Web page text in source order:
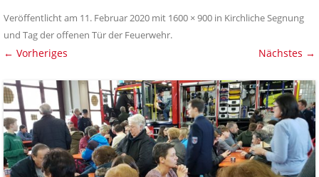
Veröffentlicht am 11. Februar 2020 mit 1600 × 900 in Kirchliche Segnung
und Tag der offenen Tür der Feuerwehr.
← Vorheriges Nächstes →